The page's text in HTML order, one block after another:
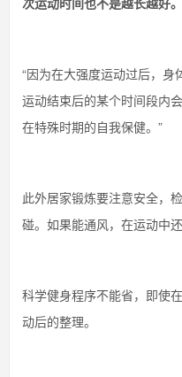
“因为在大强度运动过后，
运动结束后的某个时间段内
在特殊时期的自我保健。”
此外居家锻炼要注意安全，
碰。如果能通风，在运动中
科学健身程序不能省，即使
动后的整理。